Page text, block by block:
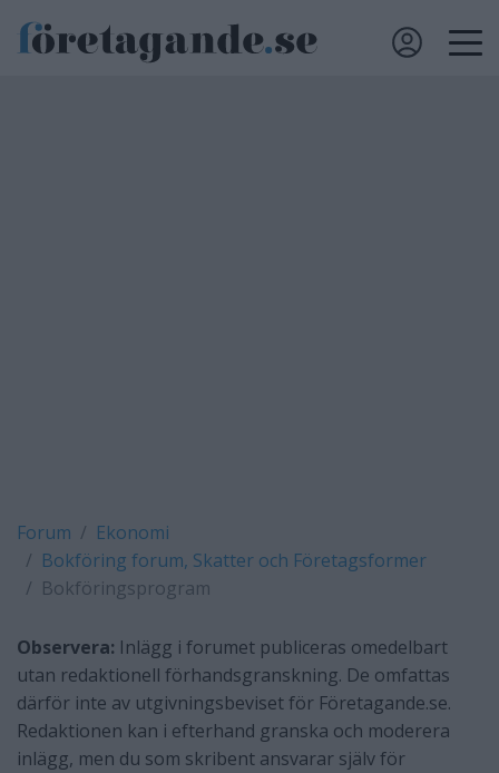
Forum
Ekonomi
Bokföring forum, Skatter och Företagsformer
Bokföringsprogram
Observera: Inlägg i forumet publiceras omedelbart
utan redaktionell förhandsgranskning. De omfattas
därför inte av utgivningsbeviset för Företagande.se.
Redaktionen kan i efterhand granska och moderera
inlägg, men du som skribent ansvarar själv för